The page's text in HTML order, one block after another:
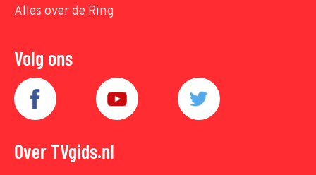
Alles over de Ring
Volg ons
Over TVgids.nl